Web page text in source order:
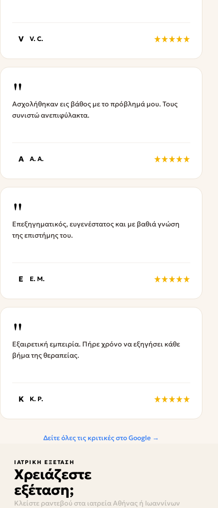
V V. C.
"
Ασχολήθηκαν εις βάθος με το πρόβλημά μου. Τους
συνιστώ ανεπιφύλακτα.
A A. A.
"
Επεξηγηματικός, ευγενέστατος και με βαθιά γνώση
της επιστήμης του.
E E. M.
"
Εξαιρετική εμπειρία. Πήρε χρόνο να εξηγήσει κάθε
βήμα της θεραπείας.
K K. P.
Δείτε όλες τις κριτικές στο Google →
ΙΑΤΡΙΚΉ ΕΞΈΤΑΣΗ
Χρειάζεστε
εξέταση;
Κλείστε ραντεβού στα ιατρεία Αθήνας ή Ιωαννίνων